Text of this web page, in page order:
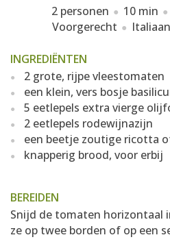
2 personen 10 min
Voorgerecht
INGREDIËNTEN
2 grote, rijpe vleestomaten
een klein, vers bosje
5 eetlepels extra vierge
2 eetlepels rodewijnazijn
een beetje zoutige ricotta
knapperig brood, voor erbij
BEREIDEN
Snijd de tomaten horizontaal
ze op twee borden of op een